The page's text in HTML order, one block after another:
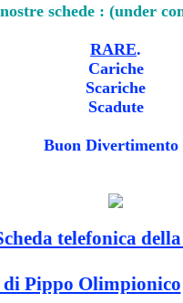
schede : (under
RARE.
Cariche
Scariche
Scadute
Buon Divertimento
telefonica
di Pippo Olimpionico